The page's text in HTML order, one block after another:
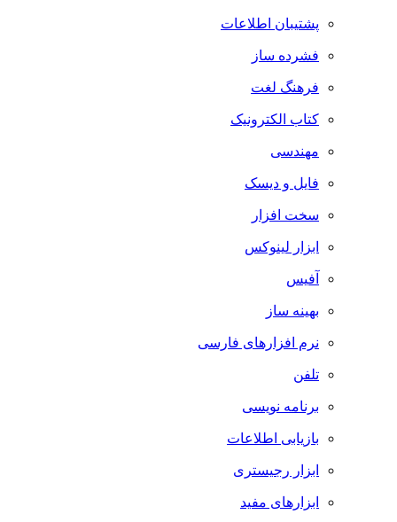
پشتیبان اطلاعات
فشرده ساز
فرهنگ لغت
کتاب الکترونیک
مهندسی
فایل و دیسک
سخت افزار
ابزار لینوکس
آفیس
بهینه ساز
نرم افزارهای فارسی
تلفن
برنامه نویسی
بازیابی اطلاعات
ابزار رجیستری
ابزارهای مفید